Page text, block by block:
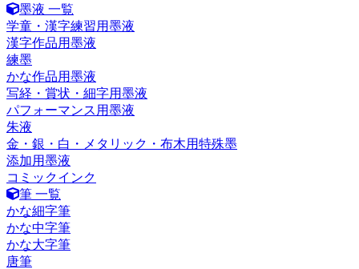
墨液 一覧
学童・漢字練習用墨液
漢字作品用墨液
練墨
かな作品用墨液
写経・賞状・細字用墨液
パフォーマンス用墨液
朱液
金・銀・白・メタリック・布木用特殊墨
添加用墨液
コミックインク
筆 一覧
かな細字筆
かな中字筆
かな大字筆
唐筆